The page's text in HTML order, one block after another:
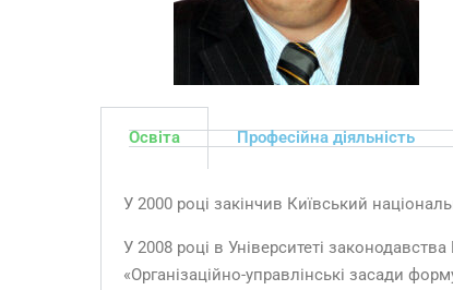
Освіта Професійна діяльність
У 2000 році закінчив Київський
У 2008 році в Університеті
«Організаційно-управлінські засади